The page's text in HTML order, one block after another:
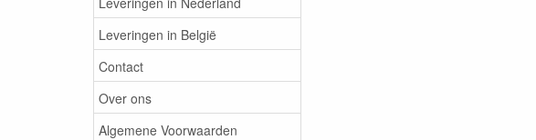
Leveringen in België
Contact
Over ons
Algemene Voorwaarden